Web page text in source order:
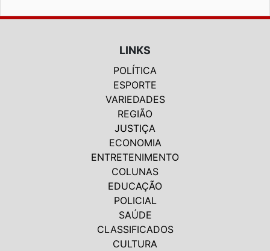
LINKS
POLÍTICA
ESPORTE
VARIEDADES
REGIÃO
JUSTIÇA
ECONOMIA
ENTRETENIMENTO
COLUNAS
EDUCAÇÃO
POLICIAL
SAÚDE
CLASSIFICADOS
CULTURA